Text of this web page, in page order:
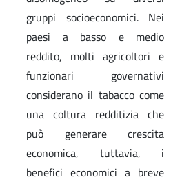
gruppi socioeconomici. Nei
paesi a basso e medio
reddito, molti agricoltori e
funzionari governativi
considerano il tabacco come
una coltura redditizia che
può generare crescita
economica, tuttavia, i
benefici economici a breve